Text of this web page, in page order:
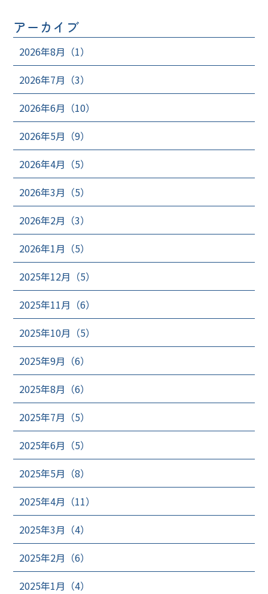
アーカイブ
2026年8月（1）
2026年7月（3）
2026年6月（10）
2026年5月（9）
2026年4月（5）
2026年3月（5）
2026年2月（3）
2026年1月（5）
2025年12月（5）
2025年11月（6）
2025年10月（5）
2025年9月（6）
2025年8月（6）
2025年7月（5）
2025年6月（5）
2025年5月（8）
2025年4月（11）
2025年3月（4）
2025年2月（6）
2025年1月（4）